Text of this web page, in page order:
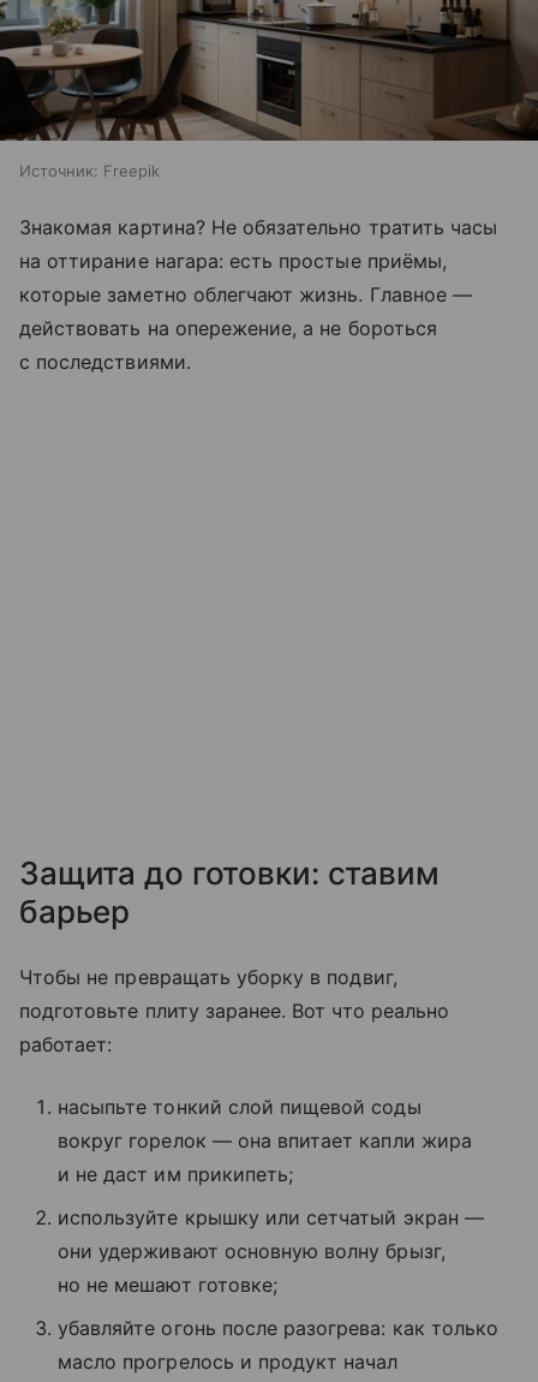
Источник: Freepik
Знакомая картина? Не обязательно тратить часы
на оттирание нагара: есть простые приёмы,
которые заметно облегчают жизнь. Главное —
действовать на опережение, а не бороться
с последствиями.
Защита до готовки: ставим
барьер
Чтобы не превращать уборку в подвиг,
подготовьте плиту заранее. Вот что реально
работает:
насыпьте тонкий слой пищевой соды
вокруг горелок — она впитает капли жира
и не даст им прикипеть;
используйте крышку или сетчатый экран —
они удерживают основную волну брызг,
но не мешают готовке;
убавляйте огонь после разогрева: как только
масло прогрелось и продукт начал